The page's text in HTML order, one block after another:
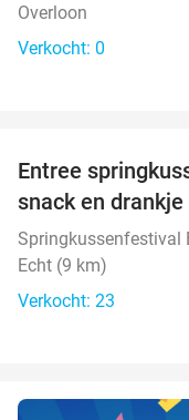
Overloon
Verkocht: 0
TODAY
Entree
snack en drankje
Springkussenfestival
Echt (9 km)
Verkocht: 23